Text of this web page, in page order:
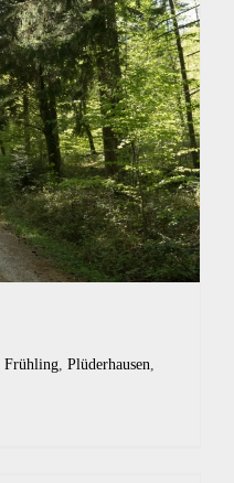
Frühling, Plüderhausen,